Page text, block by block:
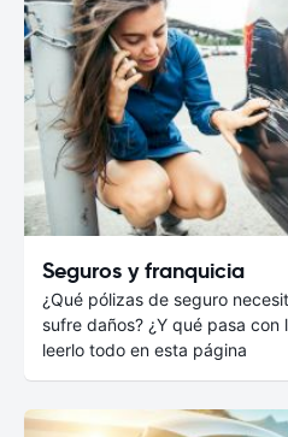
Seguros y franquicia
¿Qué pólizas de seguro
sufre daños? ¿Y qué pasa con
leerlo todo en esta página